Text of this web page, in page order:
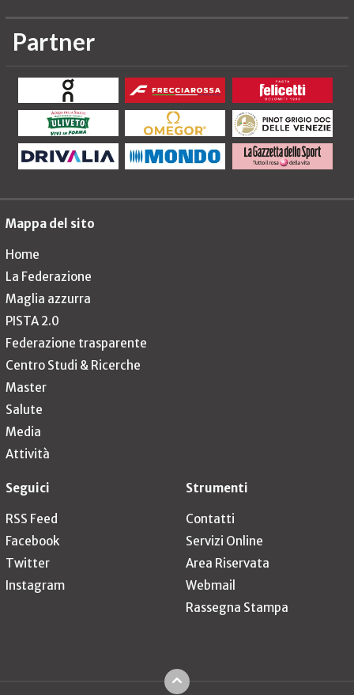
Partner
Mappa del sito
Home
La Federazione
Maglia azzurra
PISTA 2.0
Federazione trasparente
Centro Studi & Ricerche
Master
Salute
Media
Attività
Seguici
RSS Feed
Facebook
Twitter
Instagram
Strumenti
Contatti
Servizi Online
Area Riservata
Webmail
Rassegna Stampa